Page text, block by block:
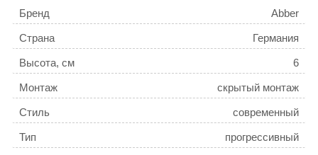
Бренд Abber
Страна Германия
Высота, см 6
Монтаж скрытый монтаж
Стиль современный
Тип прогрессивный